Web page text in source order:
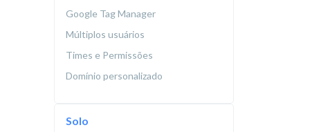
Google Tag Manager
Múltiplos usuários
Times e Permissões
Domínio personalizado
Solo